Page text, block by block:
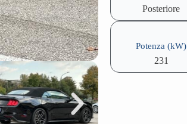
Posteriore
Potenza (kW)
231